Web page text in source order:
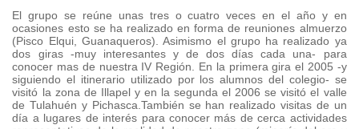
El grupo se reúne unas tres o cuatro veces en el año y en
ocasiones esto se ha realizado en forma de reuniones almuerzo
(Pisco Elqui, Guanaqueros). Asimismo el grupo ha realizado ya
dos giras -muy interesantes y de dos días cada una- para
conocer mas de nuestra IV Región. En la primera gira el 2005 -y
siguiendo el itinerario utilizado por los alumnos del colegio- se
visitó la zona de Illapel y en la segunda el 2006 se visitó el valle
de Tulahuén y Pichasca.También se han realizado visitas de un
día a lugares de interés para conocer más de cerca actividades